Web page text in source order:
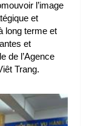
l’image
et
long terme et
et
de l’Agence
Trang.